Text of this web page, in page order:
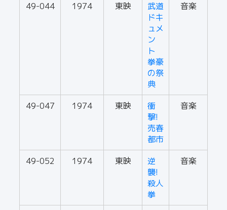
49-044 1974 東映
武道
ドキ
ュメ
ン
ト
拳豪
の祭
典
音楽
49-047 1974 東映
衝
撃!
売春
都市
音楽
49-052 1974 東映
逆
襲!
殺人
拳
音楽